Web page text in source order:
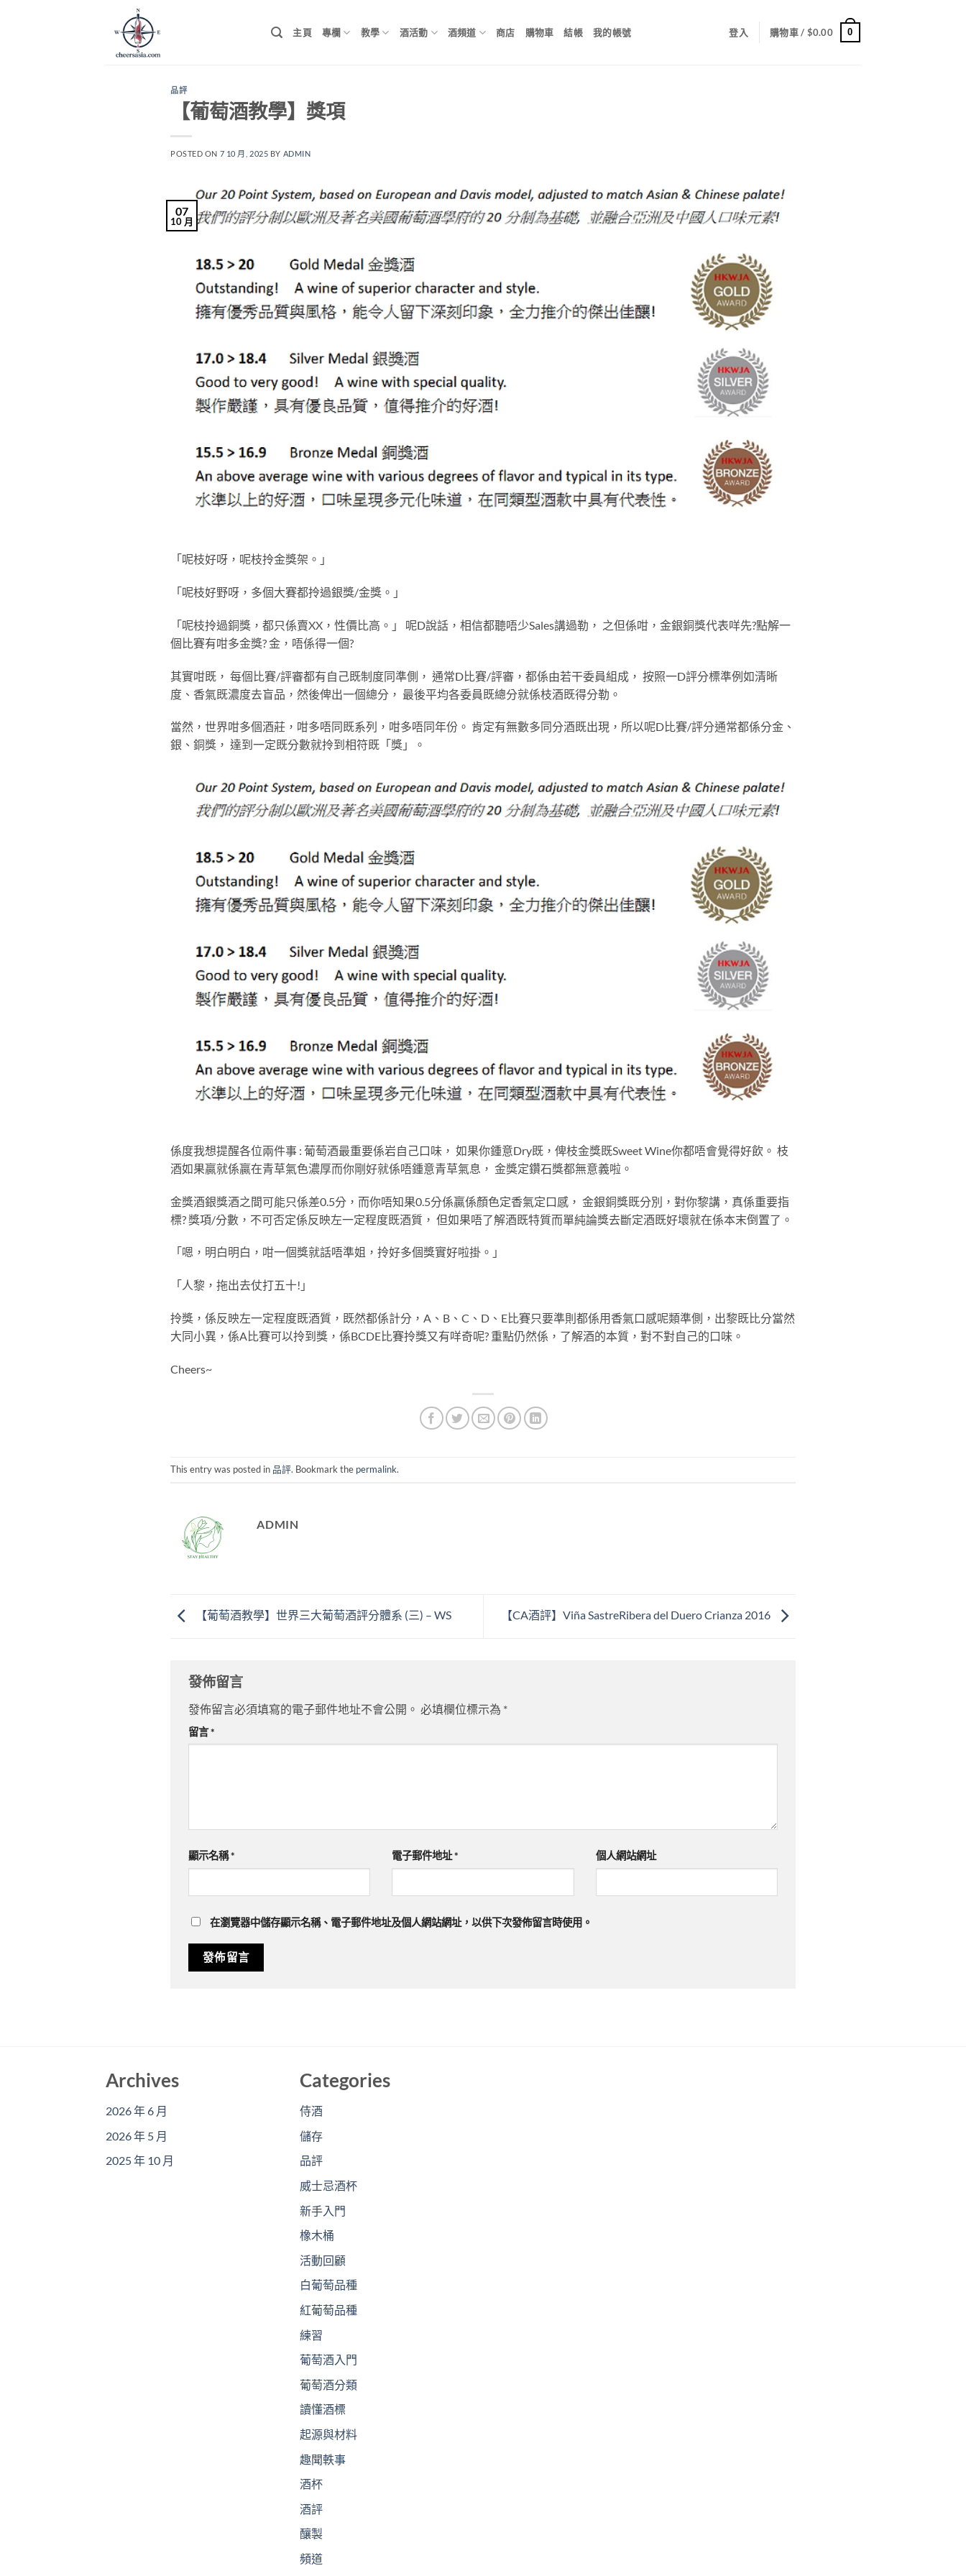
主頁 專欄 教學 酒活動 酒頻道 商店 購物車 結帳 我的帳號 登入 購物車 / $0.00 0
品評
【葡萄酒教學】獎項
POSTED ON 7 10 月, 2025 BY ADMIN
07
10 月
「呢枝好呀，呢枝拎金獎架。」
「呢枝好野呀，多個大賽都拎過銀獎/金獎。」
「呢枝拎過銅獎，都只係賣XX，性價比高。」 呢D說話，相信都聽唔少Sales講過勒， 之但係咁，金銀銅獎代表咩先?點解一
個比賽有咁多金獎? 金，唔係得一個?
其實咁既， 每個比賽/評審都有自己既制度同準側， 通常D比賽/評審，都係由若干委員組成， 按照一D評分標準例如清晰
度、香氣既濃度去盲品，然後俾出一個總分， 最後平均各委員既總分就係枝酒既得分勒。
當然，世界咁多個酒莊，咁多唔同既系列，咁多唔同年份。 肯定有無數多同分酒既出現，所以呢D比賽/評分通常都係分金、
銀、銅獎， 達到一定既分數就拎到相符既「獎」。
係度我想提醒各位兩件事 : 葡萄酒最重要係岩自己口味， 如果你鍾意Dry既，俾枝金獎既Sweet Wine你都唔會覺得好飲。 枝
酒如果贏就係贏在青草氣色濃厚而你剛好就係唔鍾意青草氣息， 金獎定鑽石獎都無意義啦。
金獎酒銀獎酒之間可能只係差0.5分，而你唔知果0.5分係贏係顏色定香氣定口感， 金銀銅獎既分別，對你黎講，真係重要指
標? 獎項/分數，不可否定係反映左一定程度既酒質， 但如果唔了解酒既特質而單純論獎去斷定酒既好壞就在係本末倒置了。
「嗯，明白明白，咁一個獎就話唔準姐，拎好多個獎實好啦掛。」
「人黎，拖出去仗打五十!」
拎獎，係反映左一定程度既酒質，既然都係計分，A、B、C、D、E比賽只要準則都係用香氣口感呢類準側，出黎既比分當然
大同小異，係A比賽可以拎到獎，係BCDE比賽拎獎又有咩奇呢? 重點仍然係，了解酒的本質，對不對自己的口味。
Cheers~
This entry was posted in 品評. Bookmark the permalink.
ADMIN
【葡萄酒教學】世界三大葡萄酒評分體系 (三) – WS 【CA酒評】Viña SastreRibera del Duero Crianza 2016
發佈留言
發佈留言必須填寫的電子郵件地址不會公開。 必填欄位標示為 *
留言*
顯示名稱* 電子郵件地址* 個人網站網址
在瀏覽器中儲存顯示名稱、電子郵件地址及個人網站網址，以供下次發佈留言時使用。
Archives
2026 年 6 月
2026 年 5 月
2025 年 10 月
Categories
侍酒
儲存
品評
威士忌酒杯
新手入門
橡木桶
活動回顧
白葡萄品種
紅葡萄品種
練習
葡萄酒入門
葡萄酒分類
讀懂酒標
起源與材料
趣聞軼事
酒杯
酒評
釀製
頻道